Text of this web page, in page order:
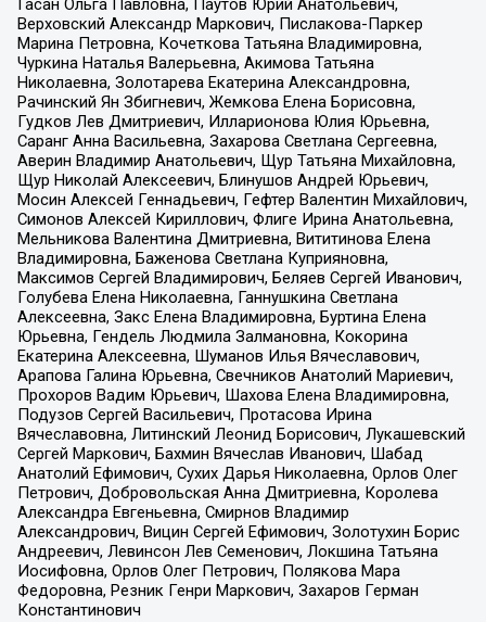
Гасан Ольга Павловна, Паутов Юрий Анатольевич,
Верховский Александр Маркович, Пислакова-Паркер
Марина Петровна, Кочеткова Татьяна Владимировна,
Чуркина Наталья Валерьевна, Акимова Татьяна
Николаевна, Золотарева Екатерина Александровна,
Рачинский Ян Збигневич, Жемкова Елена Борисовна,
Гудков Лев Дмитриевич, Илларионова Юлия Юрьевна,
Саранг Анна Васильевна, Захарова Светлана Сергеевна,
Аверин Владимир Анатольевич, Щур Татьяна Михайловна,
Щур Николай Алексеевич, Блинушов Андрей Юрьевич,
Мосин Алексей Геннадьевич, Гефтер Валентин Михайлович,
Симонов Алексей Кириллович, Флиге Ирина Анатольевна,
Мельникова Валентина Дмитриевна, Вититинова Елена
Владимировна, Баженова Светлана Куприяновна,
Максимов Сергей Владимирович, Беляев Сергей Иванович,
Голубева Елена Николаевна, Ганнушкина Светлана
Алексеевна, Закс Елена Владимировна, Буртина Елена
Юрьевна, Гендель Людмила Залмановна, Кокорина
Екатерина Алексеевна, Шуманов Илья Вячеславович,
Арапова Галина Юрьевна, Свечников Анатолий Мариевич,
Прохоров Вадим Юрьевич, Шахова Елена Владимировна,
Подузов Сергей Васильевич, Протасова Ирина
Вячеславовна, Литинский Леонид Борисович, Лукашевский
Сергей Маркович, Бахмин Вячеслав Иванович, Шабад
Анатолий Ефимович, Сухих Дарья Николаевна, Орлов Олег
Петрович, Добровольская Анна Дмитриевна, Королева
Александра Евгеньевна, Смирнов Владимир
Александрович, Вицин Сергей Ефимович, Золотухин Борис
Андреевич, Левинсон Лев Семенович, Локшина Татьяна
Иосифовна, Орлов Олег Петрович, Полякова Мара
Федоровна, Резник Генри Маркович, Захаров Герман
Константинович